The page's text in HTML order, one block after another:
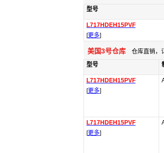
型号
L717HDEH15PVF
[更多]
美国3号仓库 仓库直销，
型号
L717HDEH15PVF
[更多]
L717HDEH15PVF
[更多]